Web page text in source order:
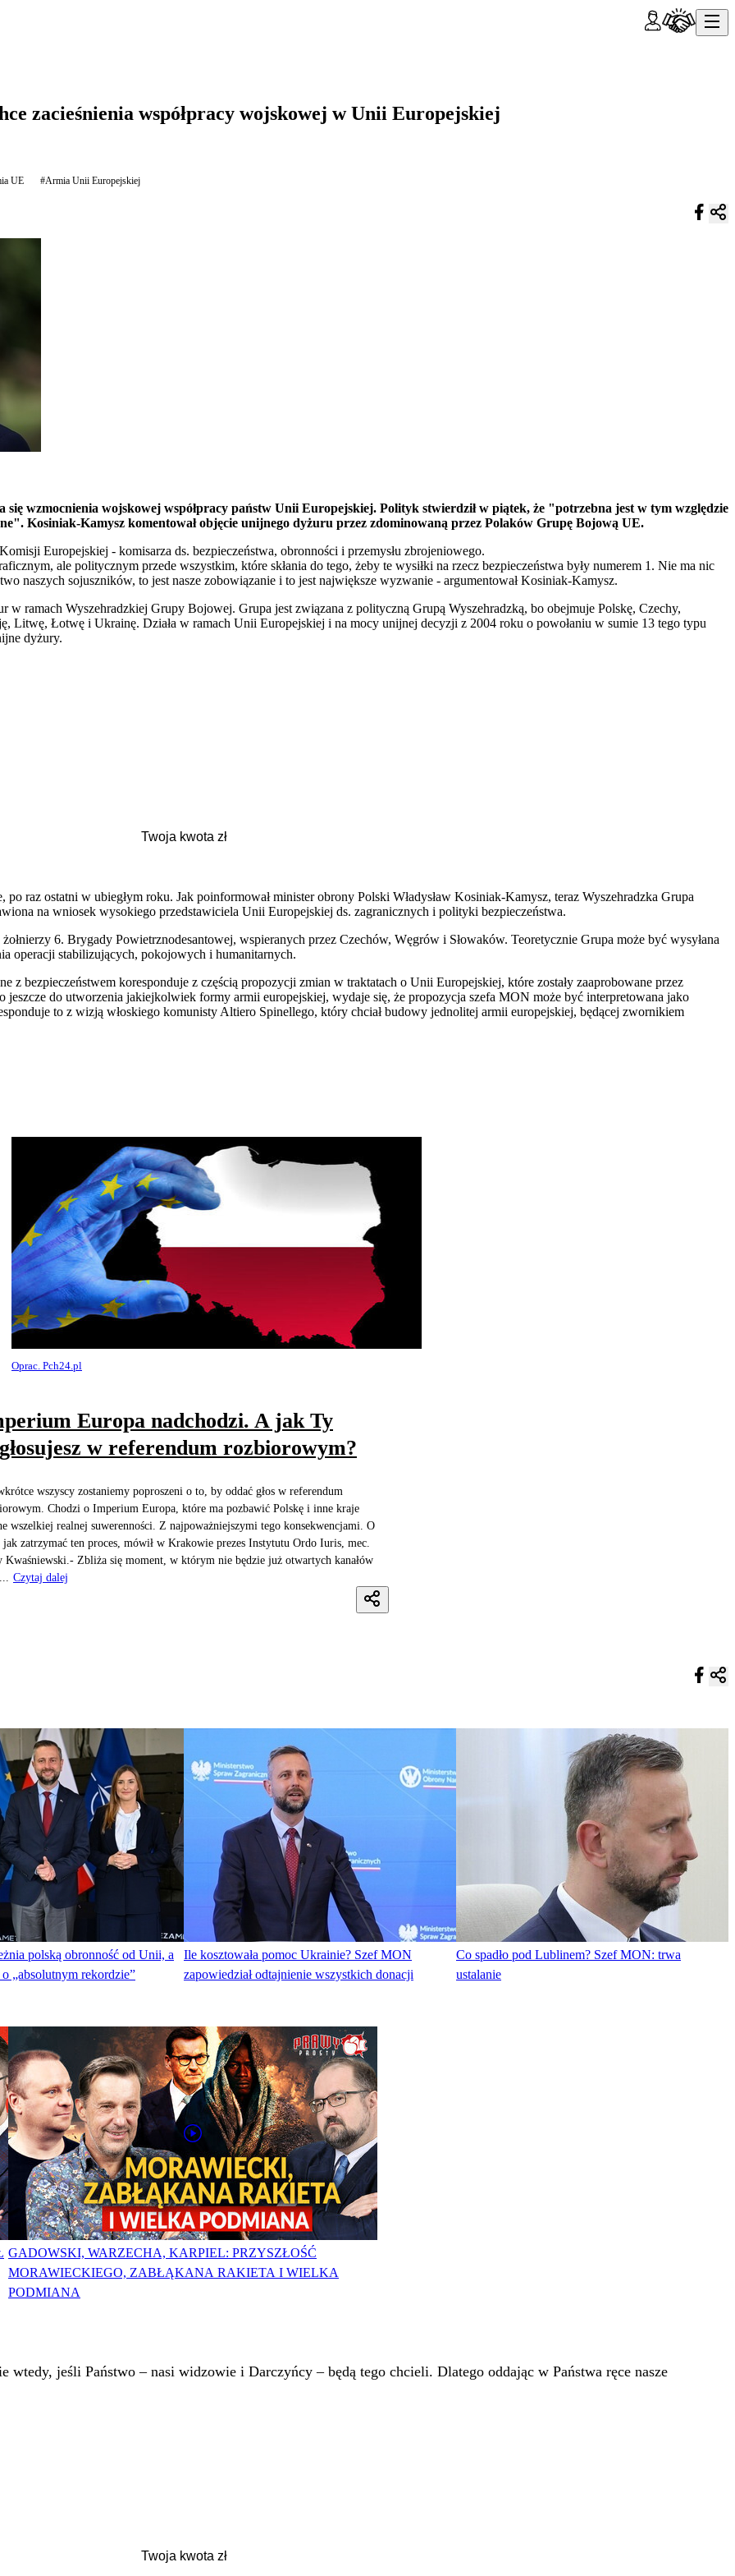
zacieśnienia współpracy wojskowej w Unii Europejskiej
UE #Armia Unii Europejskiej
wzmocnienia wojskowej współpracy państw Unii Europejskiej. Polityk stwierdził w piątek, że "potrzebna jest w tym względzie
Kosiniak-Kamysz komentował objęcie unijnego dyżuru przez zdominowaną przez Polaków Grupę Bojową UE.
Europejskiej - komisarza ds. bezpieczeństwa, obronności i przemysłu zbrojeniowego.
ale politycznym przede wszystkim, które skłania do tego, żeby te wysiłki na rzecz bezpieczeństwa były numerem 1. Nie ma nic
naszych sojuszników, to jest nasze zobowiązanie i to jest największe wyzwanie - argumentował Kosiniak-Kamysz.
w ramach Wyszehradzkiej Grupy Bojowej. Grupa jest związana z polityczną Grupą Wyszehradzką, bo obejmuje Polskę, Czechy,
Litwę, Łotwę i Ukrainę. Działa w ramach Unii Europejskiej i na mocy unijnej decyzji z 2004 roku o powołaniu w sumie 13 tego typu
dyżury.
raz ostatni w ubiegłym roku. Jak poinformował minister obrony Polski Władysław Kosiniak-Kamysz, teraz Wyszehradzka Grupa
na wniosek wysokiego przedstawiciela Unii Europejskiej ds. zagranicznych i polityki bezpieczeństwa.
6. Brygady Powietrznodesantowej, wspieranych przez Czechów, Węgrów i Słowaków. Teoretycznie Grupa może być wysyłana
operacji stabilizujących, pokojowych i humanitarnych.
z bezpieczeństwem koresponduje z częścią propozycji zmian w traktatach o Unii Europejskiej, które zostały zaaprobowane przez
jeszcze do utworzenia jakiejkolwiek formy armii europejskiej, wydaje się, że propozycja szefa MON może być interpretowana jako
to z wizją włoskiego komunisty Altiero Spinellego, który chciał budowy jednolitej armii europejskiej, będącej zwornikiem
Oprac. Pch24.pl
Europa nadchodzi. A jak Ty
w referendum rozbiorowym?
wszyscy zostaniemy poproszeni o to, by oddać głos w referendum
Chodzi o Imperium Europa, które ma pozbawić Polskę i inne kraje
wszelkiej realnej suwerenności. Z najpoważniejszymi tego konsekwencjami. O
zatrzymać ten proces, mówił w Krakowie prezes Instytutu Ordo Iuris, mec.
Kwaśniewski.- Zbliża się moment, w którym nie będzie już otwartych kanałów
Czytaj dalej
polską obronność od Unii, a
„absolutnym rekordzie”
Ile kosztowała pomoc Ukrainie? Szef MON
zapowiedział odtajnienie wszystkich donacji
Co spadło pod Lublinem? Szef MON: trwa
ustalanie
GADOWSKI, WARZECHA, KARPIEL: PRZYSZŁOŚĆ
MORAWIECKIEGO, ZABŁĄKANA RAKIETA I WIELKA
PODMIANA
wtedy, jeśli Państwo – nasi widzowie i Darczyńcy – będą tego chcieli. Dlatego oddając w Państwa ręce nasze